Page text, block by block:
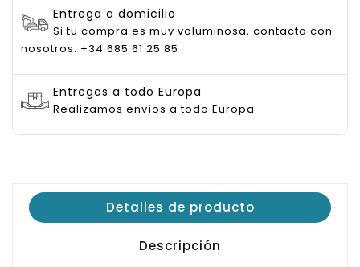
Entrega a domicilio
Si tu compra es muy voluminosa, contacta con
nosotros: +34 685 61 25 85
Entregas a todo Europa
Realizamos envíos a todo Europa
Detalles de producto
Descripción